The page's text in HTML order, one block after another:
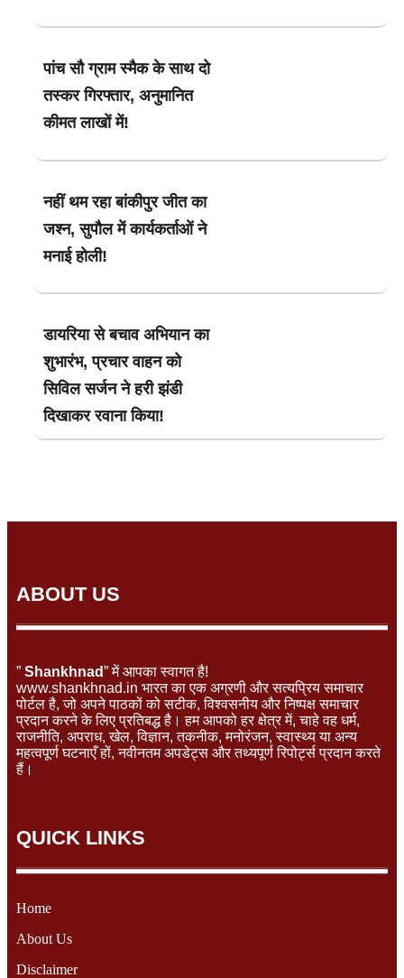
पांच सौ ग्राम स्मैक के साथ दो
तस्कर गिरफ्तार, अनुमानित
कीमत लाखों में!
नहीं थम रहा बांकीपुर जीत का
जश्न, सुपौल में कार्यकर्ताओं ने
मनाई होली!
डायरिया से बचाव अभियान का
शुभारंभ, प्रचार वाहन को
सिविल सर्जन ने हरी झंडी
दिखाकर रवाना किया!
ABOUT US
” Shankhnad” में आपका स्वागत है!
www.shankhnad.in भारत का एक अग्रणी और सत्यप्रिय समाचार
पोर्टल है, जो अपने पाठकों को सटीक, विश्वसनीय और निष्पक्ष समाचार
प्रदान करने के लिए प्रतिबद्ध है। हम आपको हर क्षेत्र में, चाहे वह धर्म,
राजनीति, अपराध, खेल, विज्ञान, तकनीक, मनोरंजन, स्वास्थ्य या अन्य
महत्वपूर्ण घटनाएँ हों, नवीनतम अपडेट्स और तथ्यपूर्ण रिपोर्ट्स प्रदान करते
हैं।
QUICK LINKS
Home
About Us
Disclaimer